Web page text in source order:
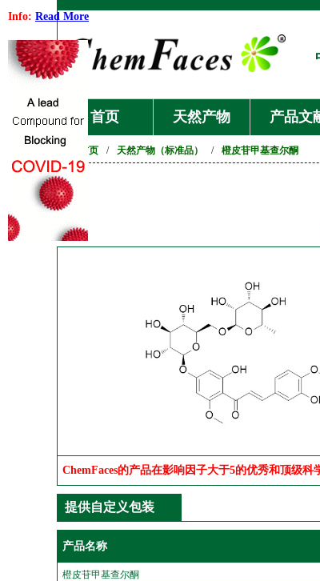
Info: Read More
首页 天然产物 产品文
首页 / 天然产物（标准品） / 橙皮苷甲基查尔酮
ChemFaces的产品在影响因子大于5的优秀和顶级科
提供自定义包装
产品名称
橙皮苷甲基查尔酮